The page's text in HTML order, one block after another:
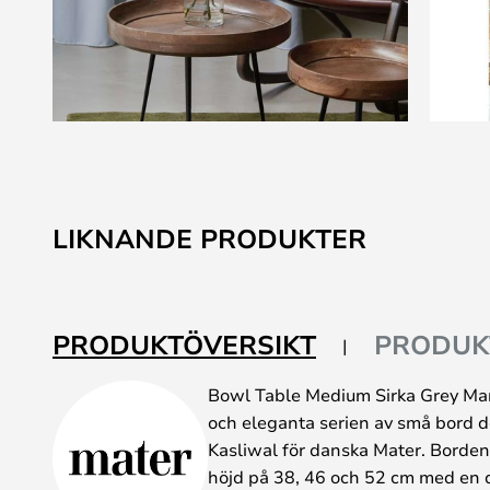
av
bildgalleriet
LIKNANDE PRODUKTER
PRODUKTÖVERSIKT
Bowl Table Medium Sirka Grey
och eleganta serien av små bord
Kasliwal för danska Mater.
höjd på 38, 46 och 52 cm med